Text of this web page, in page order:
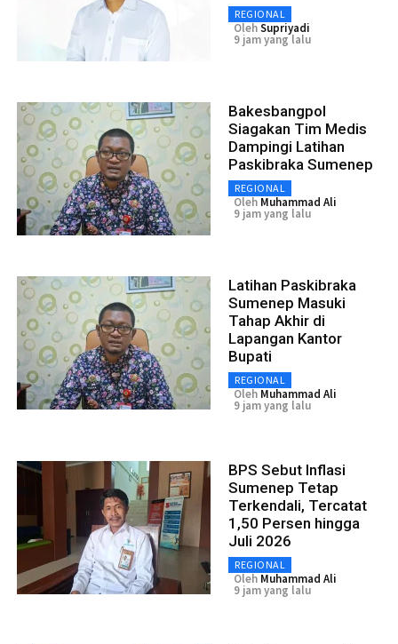
REGIONAL
OlehSupriyadi
9 jam yang lalu
Bakesbangpol
Siagakan Tim Medis
Dampingi Latihan
Paskibraka Sumenep
REGIONAL
Oleh Muhammad Ali
9 jam yang lalu
Latihan Paskibraka
Sumenep Masuki
Tahap Akhir di
Lapangan Kantor
Bupati
REGIONAL
Oleh Muhammad Ali
9 jam yang lalu
BPS Sebut Inflasi
Sumenep Tetap
Terkendali, Tercatat
1,50 Persen hingga
Juli 2026
REGIONAL
Oleh Muhammad Ali
9 jam yang lalu